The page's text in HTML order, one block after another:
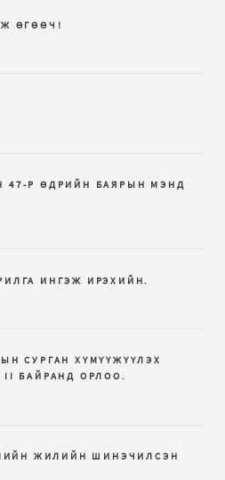
ӨГӨӨЧ!
Р ӨДРИЙН БАЯРЫН МЭНД
ИНГЭЖ ИРЭХИЙН.
СУРГАН ХҮМҮҮЖҮҮЛЭХ
II БАЙРАНД ОРЛОО.
ЖИЛИЙН ШИНЭЧИЛСЭН